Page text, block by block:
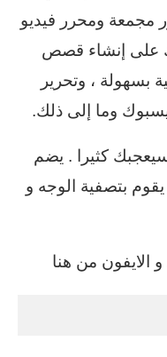
مجمعة ومحرر فيديو
على إنشاء قصص
بسهولة ، وتحرير
وما إلى ذلك.
كثيرا . يضم
يقوم بتصفية الوجه و
و الايفون من هنا